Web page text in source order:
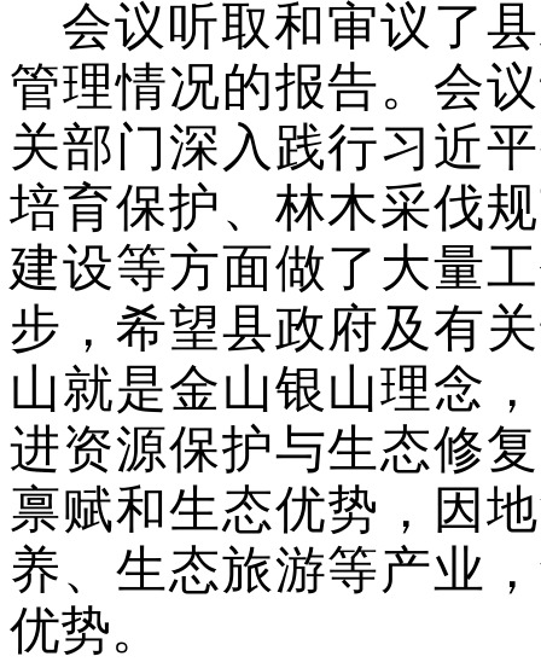
会议听取和审议了
管理情况的报告。会
关部门深入践行习近
培育保护、林木采伐
建设等方面做了大量
步，希望县政府及有
山就是金山银山理念
进资源保护与生态修
禀赋和生态优势，因
养、生态旅游等产业
优势。